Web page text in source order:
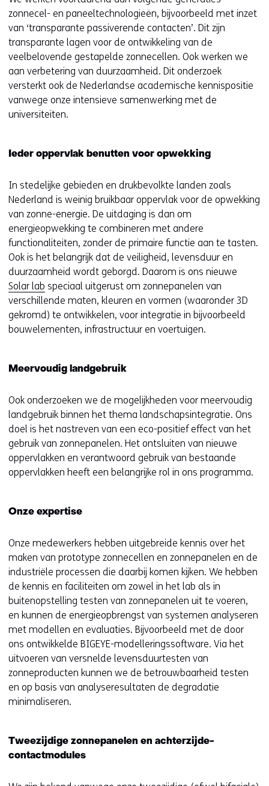
zonnecel- en paneeltechnologieën, bijvoorbeeld met inzet
van ‘transparante passiverende contacten’. Dit zijn
transparante lagen voor de ontwikkeling van de
veelbelovende gestapelde zonnecellen. Ook werken we
aan verbetering van duurzaamheid. Dit onderzoek
versterkt ook de Nederlandse academische kennispositie
vanwege onze intensieve samenwerking met de
universiteiten.
Ieder oppervlak benutten voor opwekking
In stedelijke gebieden en drukbevolkte landen zoals
Nederland is weinig bruikbaar oppervlak voor de opwekking
van zonne-energie. De uitdaging is dan om
energieopwekking te combineren met andere
functionaliteiten, zonder de primaire functie aan te tasten.
Ook is het belangrijk dat de veiligheid, levensduur en
duurzaamheid wordt geborgd. Daarom is ons nieuwe
Solar lab speciaal uitgerust om zonnepanelen van
verschillende maten, kleuren en vormen (waaronder 3D
gekromd) te ontwikkelen, voor integratie in bijvoorbeeld
bouwelementen, infrastructuur en voertuigen.
Meervoudig landgebruik
Ook onderzoeken we de mogelijkheden voor meervoudig
landgebruik binnen het thema landschapsintegratie. Ons
doel is het nastreven van een eco-positief effect van het
gebruik van zonnepanelen. Het ontsluiten van nieuwe
oppervlakken en verantwoord gebruik van bestaande
oppervlakken heeft een belangrijke rol in ons programma.
Onze expertise
Onze medewerkers hebben uitgebreide kennis over het
maken van prototype zonnecellen en zonnepanelen en de
industriële processen die daarbij komen kijken. We hebben
de kennis en faciliteiten om zowel in het lab als in
buitenopstelling testen van zonnepanelen uit te voeren,
en kunnen de energieopbrengst van systemen analyseren
met modellen en evaluaties. Bijvoorbeeld met de door
ons ontwikkelde BIGEYE-modelleringssoftware. Via het
uitvoeren van versnelde levensduurtesten van
zonneproducten kunnen we de betrouwbaarheid testen
en op basis van analyseresultaten de degradatie
minimaliseren.
Tweezijdige zonnepanelen en achterzijde-
contactmodules